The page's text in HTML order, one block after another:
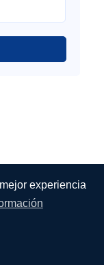
experiencia